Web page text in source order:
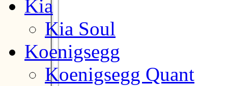
Kia
Kia Soul
Koenigsegg
Koenigsegg Quant